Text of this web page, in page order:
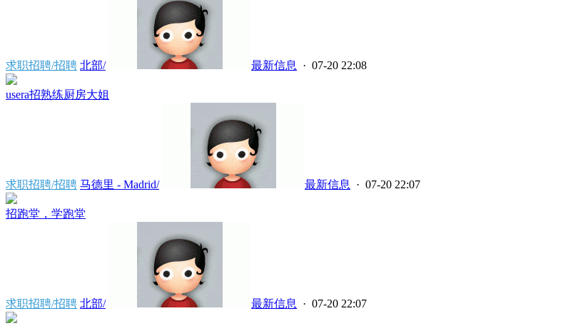
求职招聘/招聘 北部/ 最新信息 · 07-20 22:08
usera招熟练厨房大姐
求职招聘/招聘 马德里 - Madrid/ 最新信息 · 07-20 22:07
招跑堂，学跑堂
求职招聘/招聘 北部/ 最新信息 · 07-20 22:07